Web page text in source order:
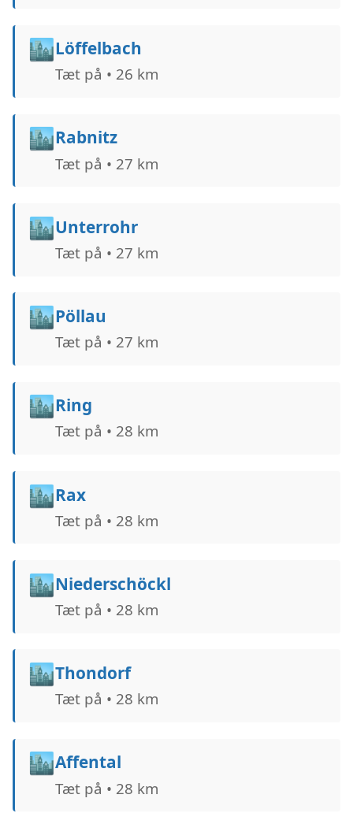
🏙️Löffelbach
Tæt på • 26 km
🏙️Rabnitz
Tæt på • 27 km
🏙️Unterrohr
Tæt på • 27 km
🏙️Pöllau
Tæt på • 27 km
🏙️Ring
Tæt på • 28 km
🏙️Rax
Tæt på • 28 km
🏙️Niederschöckl
Tæt på • 28 km
🏙️Thondorf
Tæt på • 28 km
🏙️Affental
Tæt på • 28 km